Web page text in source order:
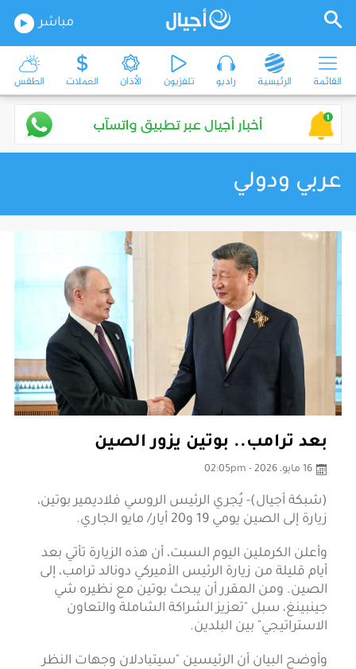
مباشر
القائمة الرئيسية راديو تلفزيون الأذان العملات الطقس
عربي ودولي
بعد ترامب.. بوتين يزور الصين
16 مايو، 2026 - 02:05pm
(شبكة أجيال)- يُجري الرئيس الروسي فلاديمير بوتين،
زيارة إلى الصين يومي 19 و20 أيار/ مايو الجاري.
وأعلن الكرملين اليوم السبت، أن هذه الزيارة تأتي بعد
أيام قليلة من زيارة الرئيس الأميركي دونالد ترامب، إلى
الصين. ومن المقرر أن يبحث بوتين مع نظيره شي
جينبينغ، سبل "تعزيز الشراكة الشاملة والتعاون
الاستراتيجي" بين البلدين.
وأوضح البيان أن الرئيسين "سيتبادلان وجهات النظر